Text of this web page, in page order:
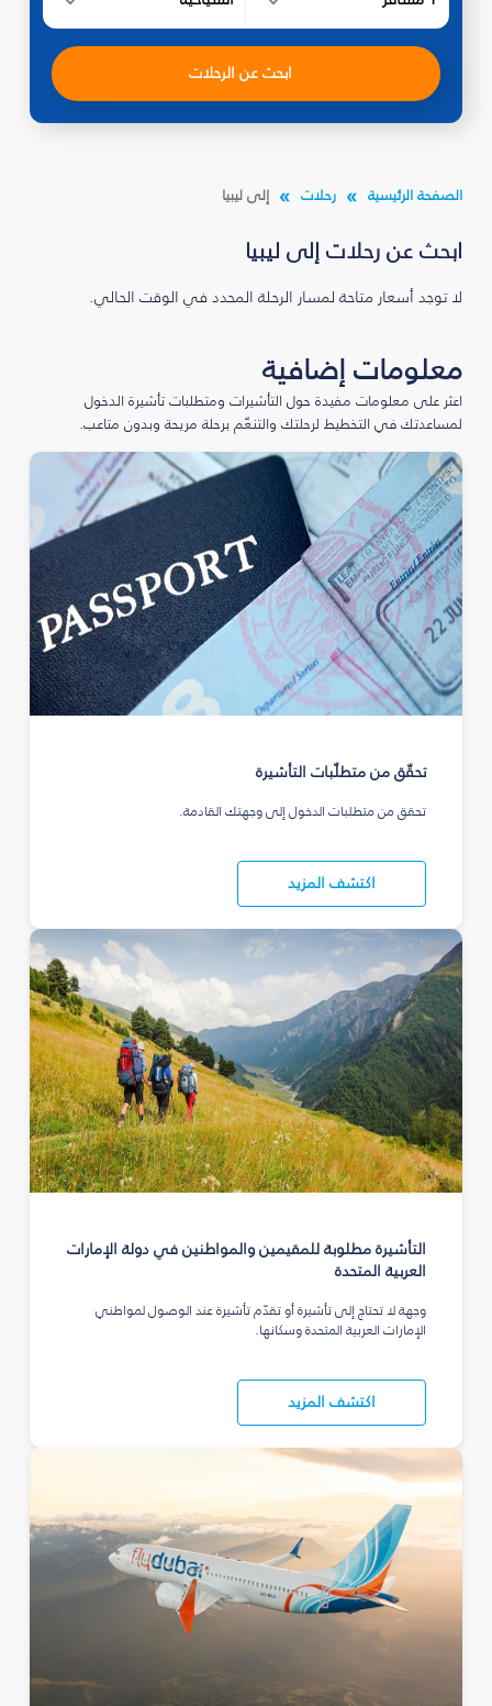
ابحث عن الرحلات
الصفحة الرئيسية رحلات إلى ليبيا
ابحث عن رحلات إلى ليبيا
لا توجد أسعار متاحة لمسار الرحلة المحدد في الوقت الحالي.
معلومات إضافية
اعثر على معلومات مفيدة حول التأشيرات ومتطلبات تأشيرة الدخول
لمساعدتك في التخطيط لرحلتك والتنعّم برحلة مريحة وبدون متاعب.
تحقّق من متطلّبات التأشيرة
تحقق من متطلبات الدخول إلى وجهتك القادمة.
اكتشف المزيد
التأشيرة مطلوبة للمقيمين والمواطنين في دولة الإمارات
العربية المتحدة
وجهة لا تحتاج إلى تأشيرة أو تقدّم تأشيرة عند الوصول لمواطني
الإمارات العربية المتحدة وسكانها.
اكتشف المزيد